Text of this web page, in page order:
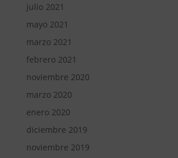
julio 2021
mayo 2021
marzo 2021
febrero 2021
noviembre 2020
marzo 2020
enero 2020
diciembre 2019
noviembre 2019